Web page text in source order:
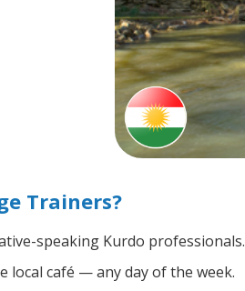
Trainers?
speaking Kurdo professionals.
local café — any day of the week.